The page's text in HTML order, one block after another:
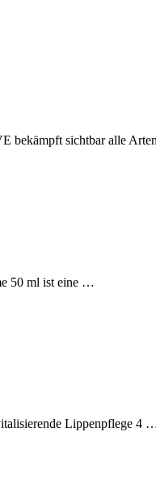
bekämpft sichtbar alle
50 ml ist eine …
Lippenpflege 4